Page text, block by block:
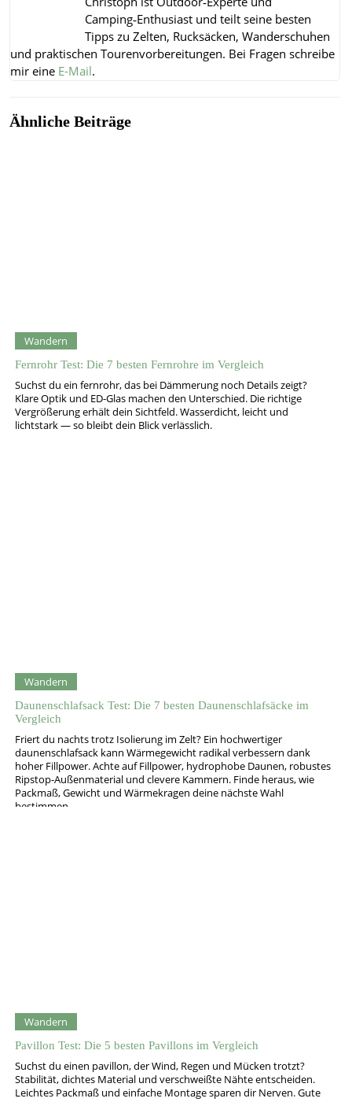
Camping‑Enthusiast und teilt seine besten
Tipps zu Zelten, Rucksäcken, Wanderschuhen
und praktischen Tourenvorbereitungen. Bei Fragen schreibe
mir eine E-Mail.
Ähnliche Beiträge
Wandern
Fernrohr Test: Die 7 besten Fernrohre im Vergleich
Suchst du ein fernrohr, das bei Dämmerung noch Details zeigt?
Klare Optik und ED-Glas machen den Unterschied. Die richtige
Vergrößerung erhält dein Sichtfeld. Wasserdicht, leicht und
lichtstark — so bleibt dein Blick verlässlich.
Wandern
Daunenschlafsack Test: Die 7 besten Daunenschlafsäcke im
Vergleich
Friert du nachts trotz Isolierung im Zelt? Ein hochwertiger
daunenschlafsack kann Wärmegewicht radikal verbessern dank
hoher Fillpower. Achte auf Fillpower, hydrophobe Daunen, robustes
Ripstop-Außenmaterial und clevere Kammern. Finde heraus, wie
Packmaß, Gewicht und Wärmekragen deine nächste Wahl
bestimmen.
Wandern
Pavillon Test: Die 5 besten Pavillons im Vergleich
Suchst du einen pavillon, der Wind, Regen und Mücken trotzt?
Stabilität, dichtes Material und verschweißte Nähte entscheiden.
Leichtes Packmaß und einfache Montage sparen dir Nerven. Gute